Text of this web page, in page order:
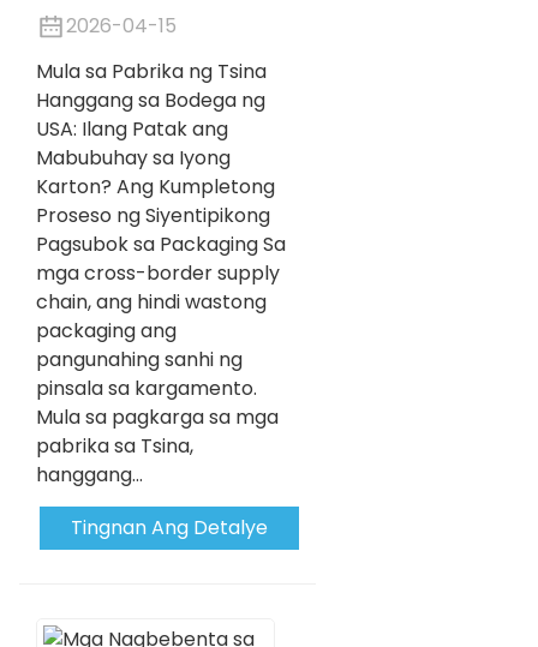
2026-04-15
Mula sa Pabrika ng Tsina
Hanggang sa Bodega ng
USA: Ilang Patak ang
Mabubuhay sa Iyong
Karton? Ang Kumpletong
Proseso ng Siyentipikong
Pagsubok sa Packaging Sa
mga cross-border supply
chain, ang hindi wastong
packaging ang
pangunahing sanhi ng
pinsala sa kargamento.
Mula sa pagkarga sa mga
pabrika sa Tsina,
hanggang...
Tingnan Ang Detalye